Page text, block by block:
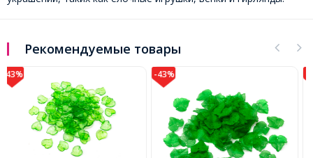
Рекомендуемые товары
-43% -45%